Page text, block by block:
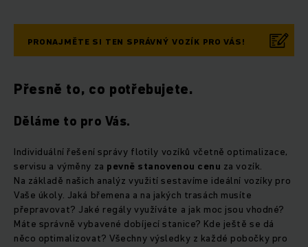
PRONAJMĚTE SI TEN SPRÁVNÝ VOZÍK PRO VÁS!
Přesně to, co potřebujete.
Děláme to pro Vás.
Individuální řešení správy flotily vozíků včetně optimalizace,
servisu a výměny za pevně stanovenou cenu za vozík.
Na základě našich analýz využití sestavíme ideální vozíky pro
Vaše úkoly. Jaká břemena a na jakých trasách musíte
přepravovat? Jaké regály využíváte a jak moc jsou vhodné?
Máte správně vybavené dobíjecí stanice? Kde ještě se dá
něco optimalizovat? Všechny výsledky z každé pobočky pro